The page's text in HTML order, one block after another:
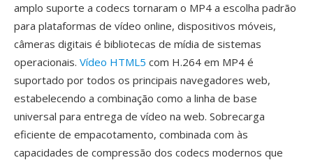
amplo suporte a codecs tornaram o MP4 a escolha padrão
para plataformas de vídeo online, dispositivos móveis,
câmeras digitais é bibliotecas de mídia de sistemas
operacionais. Vídeo HTML5 com H.264 em MP4 é
suportado por todos os principais navegadores web,
estabelecendo a combinação como a linha de base
universal para entrega de vídeo na web. Sobrecarga
eficiente de empacotamento, combinada com às
capacidades de compressão dos codecs modernos que